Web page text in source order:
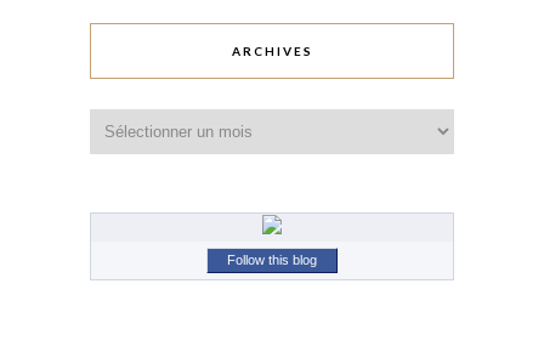
ARCHIVES
Follow this blog